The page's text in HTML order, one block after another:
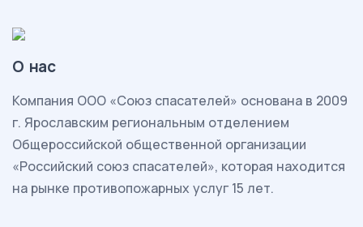
О нас
Компания ООО «Союз спасателей» основана в 2009
г. Ярославским региональным отделением
Общероссийской общественной организации
«Российский союз спасателей», которая находится
на рынке противопожарных услуг 15 лет.